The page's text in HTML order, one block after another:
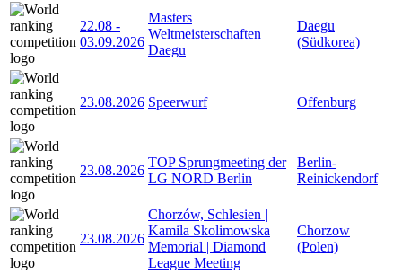
22.08 -
03.09.2026
Masters
Weltmeisterschaften
Daegu
Daegu
(Südkorea)
23.08.2026 Speerwurf Offenburg
23.08.2026
TOP Sprungmeeting der
LG NORD Berlin
Berlin-
Reinickendorf
23.08.2026
Chorzów, Schlesien |
Kamila Skolimowska
Memorial | Diamond
League Meeting
Chorzow
(Polen)